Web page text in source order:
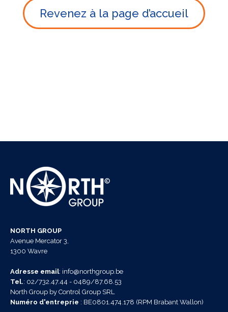
Revenez à la page d’accueil
NORTH GROUP
Avenue Mercator 3,
1300 Wavre
Adresse email: info@northgroup.be
Tel.: 02/732.47.44 - 0489/87.68.53
North Group by Control Group SRL
Numéro d'entreprie : BE0801.474.178 (RPM Brabant Wallon)